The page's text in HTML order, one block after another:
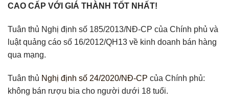
CAO CẤP VỚI GIÁ THÀNH TỐT NHẤT!
Tuân thủ Nghị định số 185/2013/NĐ-CP của Chính phủ và
luật quảng cáo số 16/2012/QH13 về kinh doanh bán hàng
qua mạng.
Tuân thủ Nghị định số 24/2020/NĐ-CP của Chính phủ:
không bán rượu bia cho người dưới 18 tuổi.